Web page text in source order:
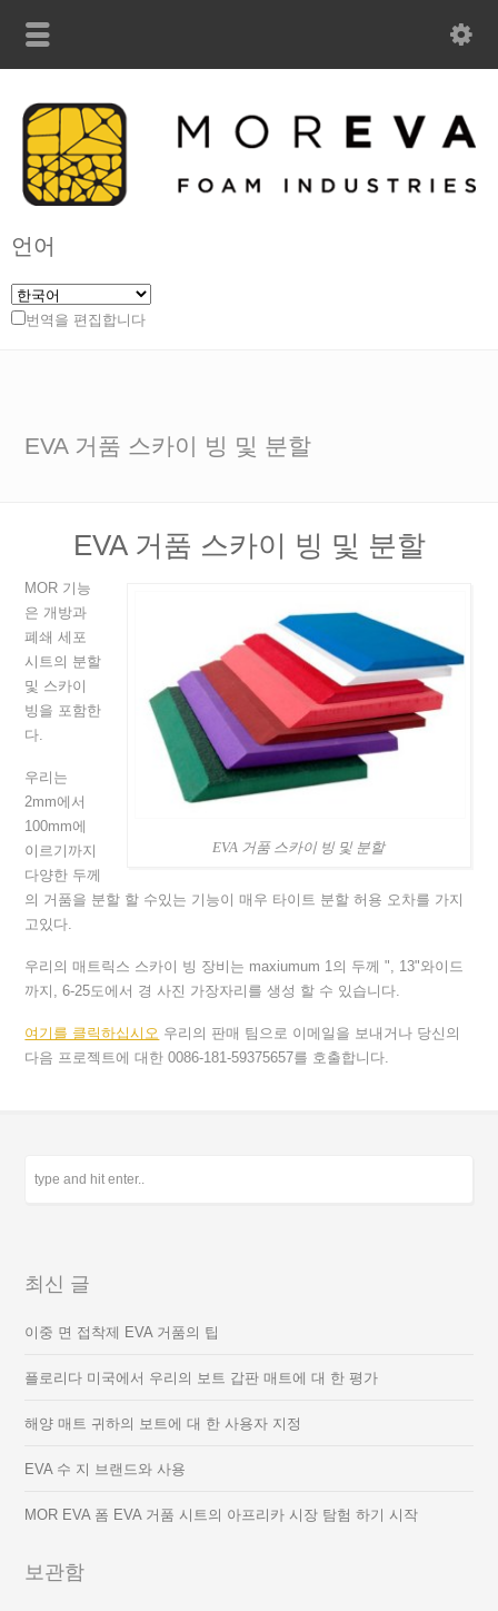
언어
번역을 편집합니다
EVA 거품 스카이 빙 및 분할
EVA 거품 스카이 빙 및 분할
EVA 거품 스카이 빙 및 분할
MOR 기능
은 개방과
폐쇄 세포
시트의 분할
및 스카이
빙을 포함한
다.
우리는
2mm에서
100mm에
이르기까지
다양한 두께
의 거품을 분할 할 수있는 기능이 매우 타이트 분할 허용 오차를 가지
고있다.
우리의 매트릭스 스카이 빙 장비는 maxiumum 1의 두께 ", 13"와이드
까지, 6-25도에서 경 사진 가장자리를 생성 할 수 있습니다.
여기를 클릭하십시오 우리의 판매 팀으로 이메일을 보내거나 당신의
다음 프로젝트에 대한 0086-181-59375657를 호출합니다.
최신 글
이중 면 접착제 EVA 거품의 팁
플로리다 미국에서 우리의 보트 갑판 매트에 대 한 평가
해양 매트 귀하의 보트에 대 한 사용자 지정
EVA 수 지 브랜드와 사용
MOR EVA 폼 EVA 거품 시트의 아프리카 시장 탐험 하기 시작
보관함